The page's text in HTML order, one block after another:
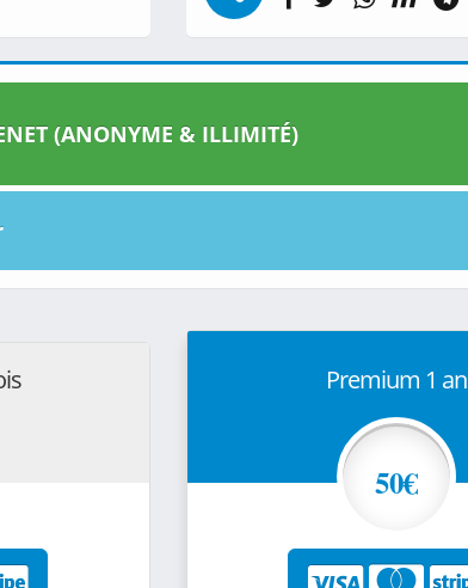
(ANONYME & ILLIMITÉ)
Premium 1 an
50€